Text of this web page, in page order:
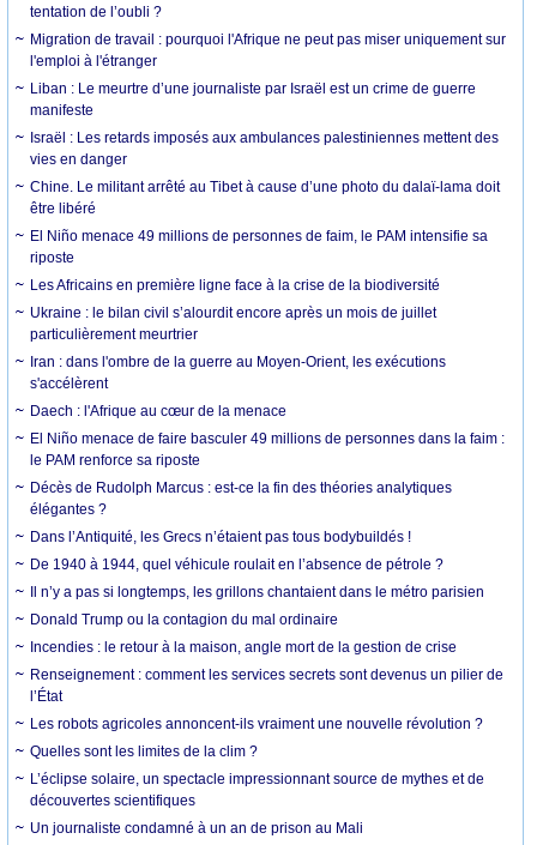
tentation de l’oubli ?
Migration de travail : pourquoi l'Afrique ne peut pas miser uniquement sur
l'emploi à l'étranger
Liban : Le meurtre d’une journaliste par Israël est un crime de guerre
manifeste
Israël : Les retards imposés aux ambulances palestiniennes mettent des
vies en danger
Chine. Le militant arrêté au Tibet à cause d’une photo du dalaï-lama doit
être libéré
El Niño menace 49 millions de personnes de faim, le PAM intensifie sa
riposte
Les Africains en première ligne face à la crise de la biodiversité
Ukraine : le bilan civil s’alourdit encore après un mois de juillet
particulièrement meurtrier
Iran : dans l'ombre de la guerre au Moyen-Orient, les exécutions
s'accélèrent
Daech : l'Afrique au cœur de la menace
El Niño menace de faire basculer 49 millions de personnes dans la faim :
le PAM renforce sa riposte
Décès de Rudolph Marcus : est-ce la fin des théories analytiques
élégantes ?
Dans l’Antiquité, les Grecs n’étaient pas tous bodybuildés !
De 1940 à 1944, quel véhicule roulait en l’absence de pétrole ?
Il n’y a pas si longtemps, les grillons chantaient dans le métro parisien
Donald Trump ou la contagion du mal ordinaire
Incendies : le retour à la maison, angle mort de la gestion de crise
Renseignement : comment les services secrets sont devenus un pilier de
l’État
Les robots agricoles annoncent-ils vraiment une nouvelle révolution ?
Quelles sont les limites de la clim ?
L’éclipse solaire, un spectacle impressionnant source de mythes et de
découvertes scientifiques
Un journaliste condamné à un an de prison au Mali